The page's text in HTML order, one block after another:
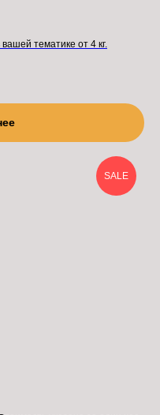
тематике от 4 кг.
SALE